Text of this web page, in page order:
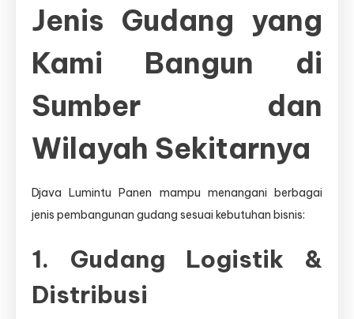
Jenis Gudang yang
Kami Bangun di
Sumber dan
Wilayah Sekitarnya
Djava Lumintu Panen mampu menangani berbagai
jenis pembangunan gudang sesuai kebutuhan bisnis:
1. Gudang Logistik &
Distribusi